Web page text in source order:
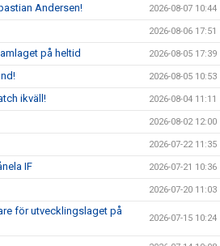
Andersen! 2026-08-07 10:44
2026-08-06 17:51
på heltid 2026-08-05 17:39
2026-08-05 10:53
ikväll! 2026-08-04 11:11
2026-08-02 12:00
2026-07-22 11:35
IF 2026-07-21 10:36
2026-07-20 11:03
för utvecklingslaget på
2026-07-15 10:24